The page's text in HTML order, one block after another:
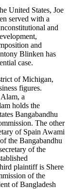
United States, Joe
served with a
and
and
Blinken has
case.
of Michigan,
figures.
a
holds the
Bangabandhu
The other
of Spain Awami
the Bangabandhu
of the
plaintiff is Shere
of the
of Bangladesh